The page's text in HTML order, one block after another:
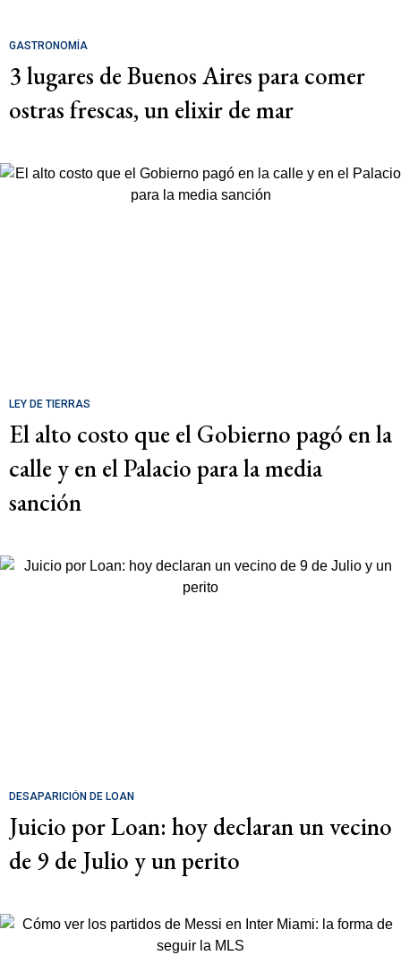
GASTRONOMÍA
3 lugares de Buenos Aires para comer
ostras frescas, un elixir de mar
LEY DE TIERRAS
El alto costo que el Gobierno pagó en la
calle y en el Palacio para la media
sanción
DESAPARICIÓN DE LOAN
Juicio por Loan: hoy declaran un vecino
de 9 de Julio y un perito